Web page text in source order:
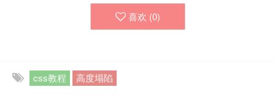
喜欢 (0)
css教程 高度塌陷